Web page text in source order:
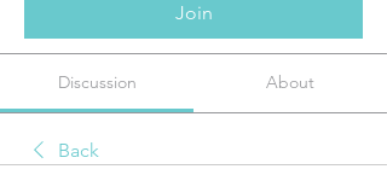
Join
Discussion About
Back